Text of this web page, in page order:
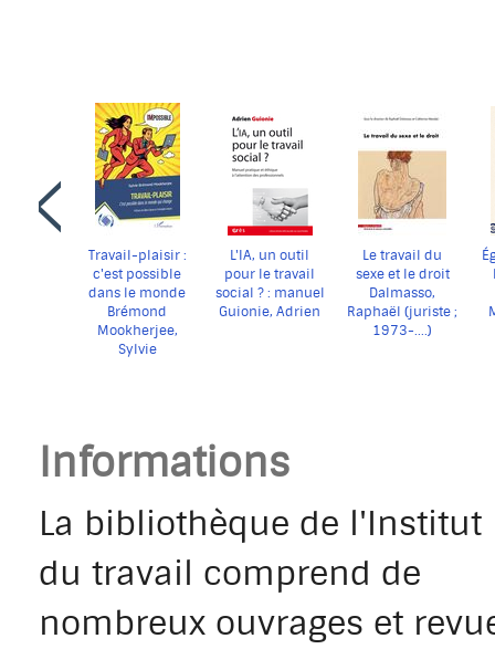
carrousel
Travail-plaisir :
c'est possible
dans le monde
qui change
Brémond
Mookherjee,
Sylvie
L'IA, un outil
pour le travail
social ? : manuel
pratique et
Guionie, Adrien
Le travail du
sexe et le droit
Dalmasso,
Raphaël (juriste ;
1973-....)
Informations
La bibliothèque de l'Institut
du travail comprend de
nombreux ouvrages et